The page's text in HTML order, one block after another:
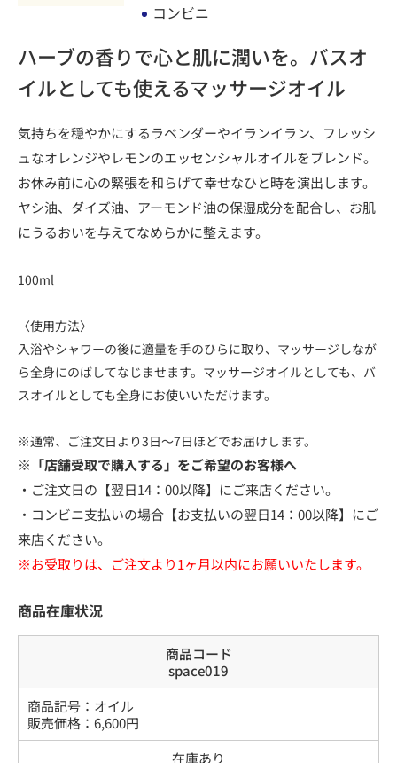
コンビニ
ハーブの香りで心と肌に潤いを。バスオ
イルとしても使えるマッサージオイル
気持ちを穏やかにするラベンダーやイランイラン、フレッシ
ュなオレンジやレモンのエッセンシャルオイルをブレンド。
お休み前に心の緊張を和らげて幸せなひと時を演出します。
ヤシ油、ダイズ油、アーモンド油の保湿成分を配合し、お肌
にうるおいを与えてなめらかに整えます。
100ml
〈使用方法〉
入浴やシャワーの後に適量を手のひらに取り、マッサージしなが
ら全身にのばしてなじませます。マッサージオイルとしても、バ
スオイルとしても全身にお使いいただけます。
※通常、ご注文日より3日～7日ほどでお届けします。
※「店舗受取で購入する」をご希望のお客様へ
・ご注文日の【翌日14：00以降】にご来店ください。
・コンビニ支払いの場合【お支払いの翌日14：00以降】にご
来店ください。
※お受取りは、ご注文より1ヶ月以内にお願いいたします。
商品在庫状況
商品コード
space019
商品記号： オイル
販売価格： 6,600円
在庫あり